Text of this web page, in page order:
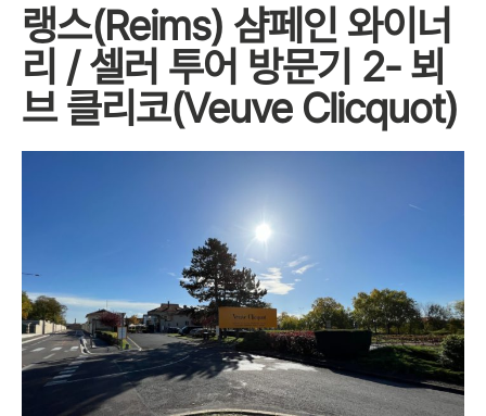
랭스(Reims) 샴페인 와이너
리 / 셀러 투어 방문기 2- 뵈
브 클리코(Veuve Clicquot)